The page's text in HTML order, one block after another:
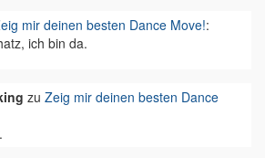
mir deinen besten Dance Move!:
ich bin da.
zu Zeig mir deinen besten Dance